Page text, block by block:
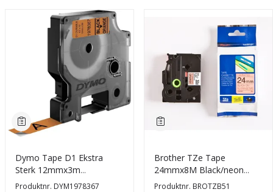
Dymo Tape D1 Ekstra
Sterk 12mmx3m
sort/Oransje
Produktnr. DYM1978367
Brother TZe Tape
24mmx8M Black/neon
Orange
Produktnr. BROTZB51